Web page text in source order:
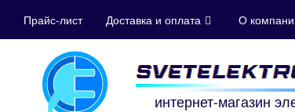
Прайс-лист Доставка и оплата О
интернет-магазин